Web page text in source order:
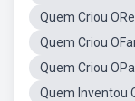
Quem Criou
Quem Criou
Quem Criou
Quem Inventou